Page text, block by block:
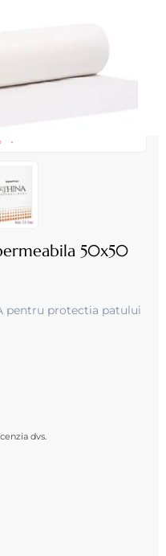
50x50
pentru protectia patului
dvs.